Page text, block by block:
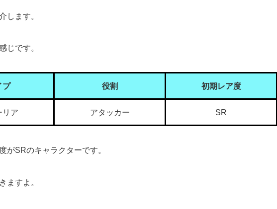
します。
じです。
プ 役割 初期レア度
リア アタッカー SR
がSRのキャラクターです。
ますよ。